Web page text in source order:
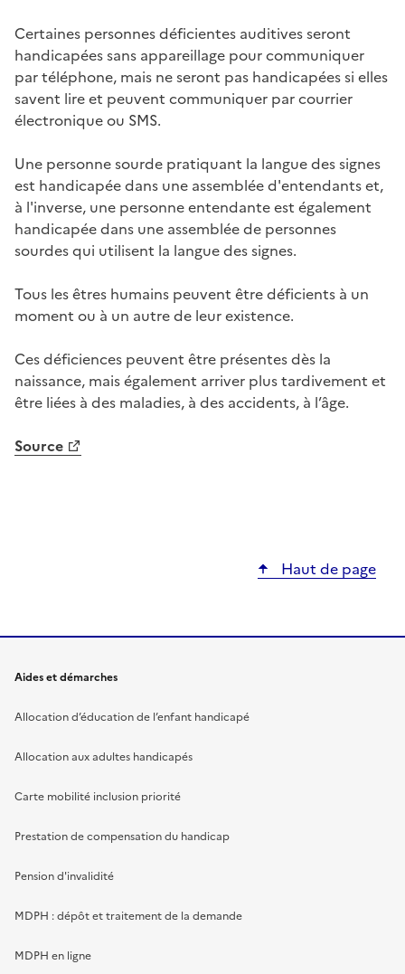
Certaines personnes déficientes auditives seront
handicapées sans appareillage pour communiquer
par téléphone, mais ne seront pas handicapées si elles
savent lire et peuvent communiquer par courrier
électronique ou SMS.
Une personne sourde pratiquant la langue des signes
est handicapée dans une assemblée d'entendants et,
à l'inverse, une personne entendante est également
handicapée dans une assemblée de personnes
sourdes qui utilisent la langue des signes.
Tous les êtres humains peuvent être déficients à un
moment ou à un autre de leur existence.
Ces déficiences peuvent être présentes dès la
naissance, mais également arriver plus tardivement et
être liées à des maladies, à des accidents, à l’âge.
Source
Haut de page
Aides et démarches
Allocation d’éducation de l’enfant handicapé
Allocation aux adultes handicapés
Carte mobilité inclusion priorité
Prestation de compensation du handicap
Pension d'invalidité
MDPH : dépôt et traitement de la demande
MDPH en ligne